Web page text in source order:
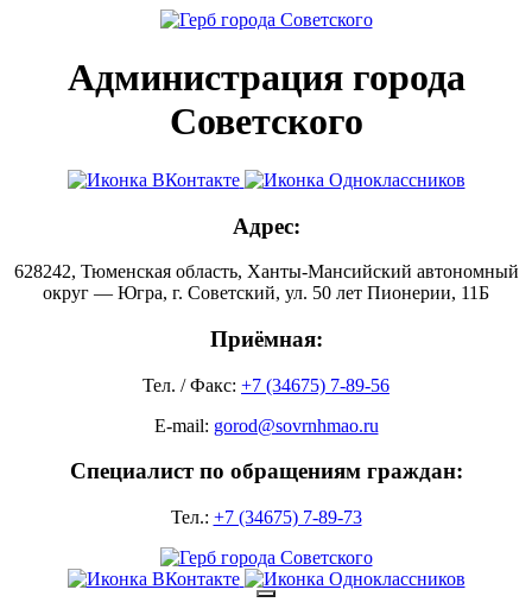
Администрация города
Советского
Адрес:
628242, Тюменская область, Ханты-Мансийский автономный
округ — Югра, г. Советский, ул. 50 лет Пионерии, 11Б
Приёмная:
Тел. / Факс: +7 (34675) 7-89-56
E-mail: gorod@sovrnhmao.ru
Специалист по обращениям граждан:
Тел.: +7 (34675) 7-89-73